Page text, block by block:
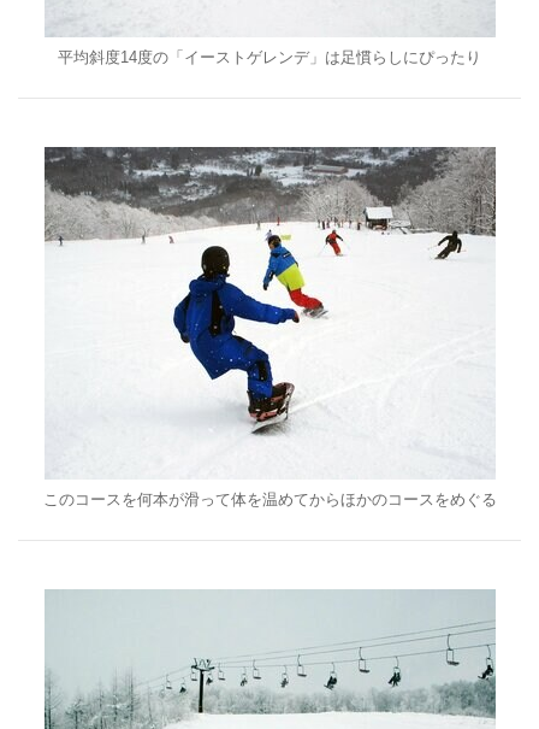
平均斜度14度の「イーストゲレンデ」は足慣らしにぴったり
このコースを何本が滑って体を温めてからほかのコースをめぐる